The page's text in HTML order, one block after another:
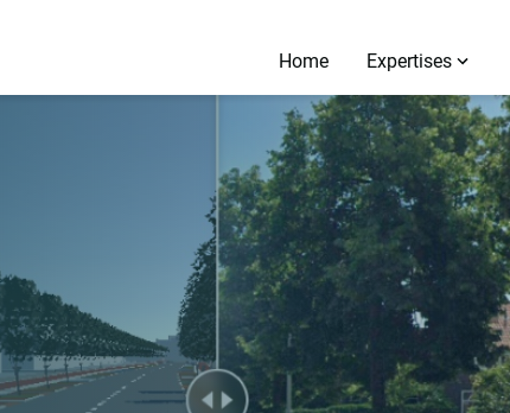
Home Expertises